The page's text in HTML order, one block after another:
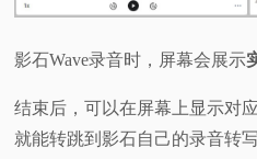
影石Wave录音时，屏幕会展示
结束后，可以在屏幕上显示对
就能转跳到影石自己的录音转